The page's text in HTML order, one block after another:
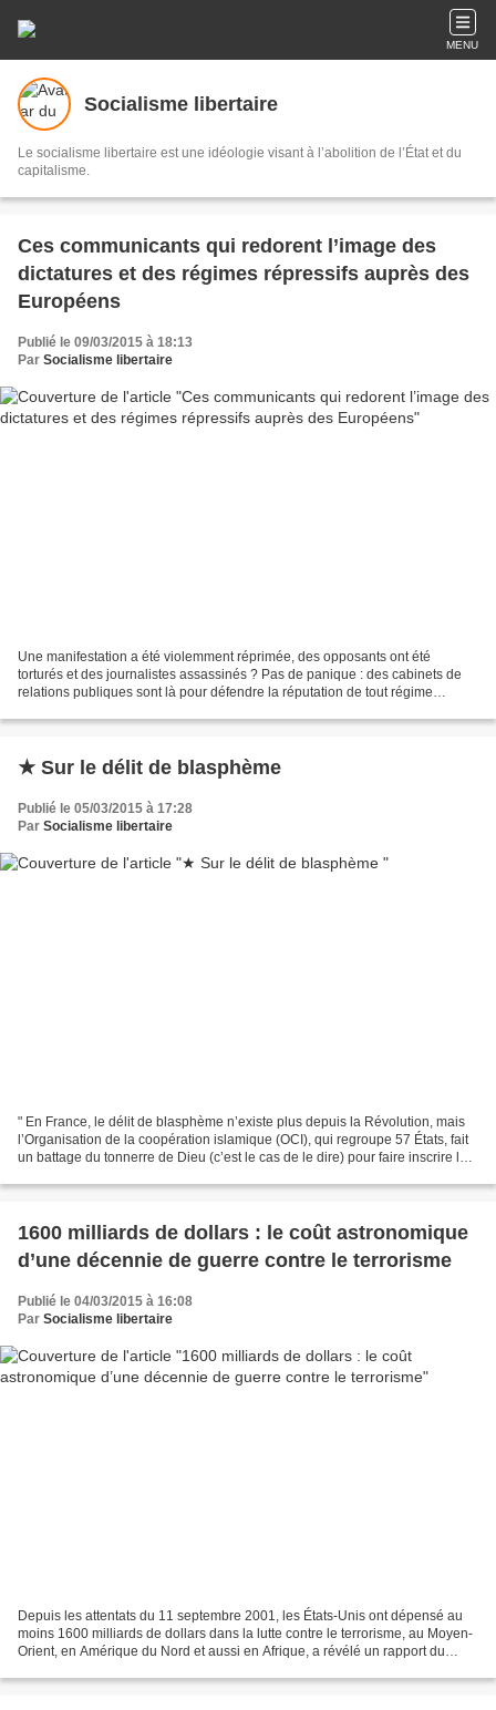
MENU
Socialisme libertaire
Le socialisme libertaire est une idéologie visant à l’abolition de l’État et du
capitalisme.
Ces communicants qui redorent l’image des
dictatures et des régimes répressifs auprès des
Européens
Publié le 09/03/2015 à 18:13
Par Socialisme libertaire
Une manifestation a été violemment réprimée, des opposants ont été
torturés et des journalistes assassinés ? Pas de panique : des cabinets de
relations publiques sont là pour défendre la réputation de tout régime
★ Sur le délit de blasphème
Publié le 05/03/2015 à 17:28
Par Socialisme libertaire
" En France, le délit de blasphème n’existe plus depuis la Révolution, mais
l’Organisation de la coopération islamique (OCI), qui regroupe 57 États, fait
un battage du tonnerre de Dieu (c’est le cas de le dire) pour faire inscrire le
1600 milliards de dollars : le coût astronomique
d’une décennie de guerre contre le terrorisme
Publié le 04/03/2015 à 16:08
Par Socialisme libertaire
Depuis les attentats du 11 septembre 2001, les États-Unis ont dépensé au
moins 1600 milliards de dollars dans la lutte contre le terrorisme, au Moyen-
Orient, en Amérique du Nord et aussi en Afrique, a révélé un rapport du